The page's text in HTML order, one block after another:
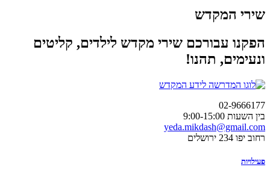
שירי המקדש
הפקנו עבורכם שירי מקדש לילדים, קליטים
ונעימים, תהנו!
02-9666177
בין השעות 9:00-15:00
‫yeda.mikdash@gmail.com
רחוב יפו 234 ירושלים
פעילויות